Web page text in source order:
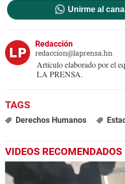
Unirme al
Redacción
redaccion@laprensa.hn
Artículo elaborado por el
LA PRENSA.
Derechos Humanos
VIDEOS RECOMENDADOS